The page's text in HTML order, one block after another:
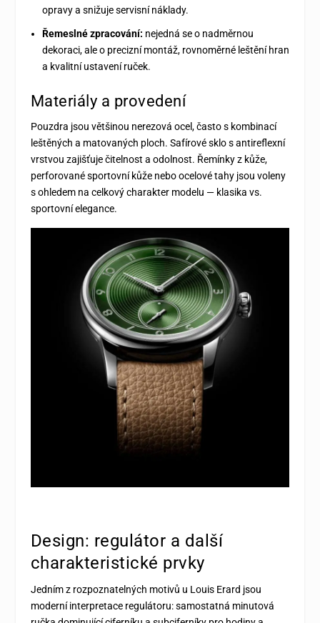
opravy a snižuje servisní náklady.
Řemeslné zpracování: nejedná se o nadměrnou
dekoraci, ale o precizní montáž, rovnoměrné leštění hran
a kvalitní ustavení ruček.
Materiály a provedení
Pouzdra jsou většinou nerezová ocel, často s kombinací
leštěných a matovaných ploch. Safírové sklo s antireflexní
vrstvou zajišťuje čitelnost a odolnost. Řemínky z kůže,
perforované sportovní kůže nebo ocelové tahy jsou voleny
s ohledem na celkový charakter modelu — klasika vs.
sportovní elegance.
Design: regulátor a další
charakteristické prvky
Jedním z rozpoznatelných motivů u Louis Erard jsou
moderní interpretace regulátoru: samostatná minutová